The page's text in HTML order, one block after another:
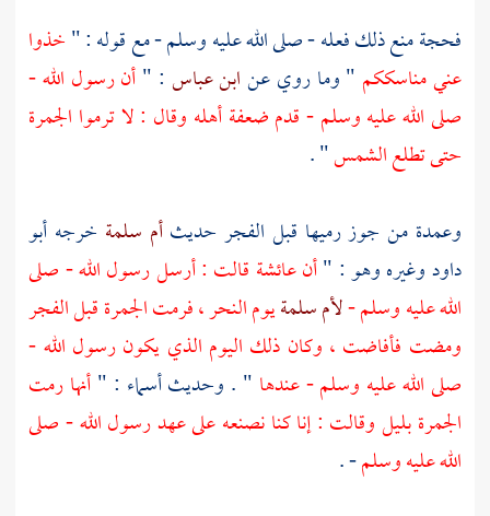
فحجة منع ذلك فعله - صلى الله عليه وسلم - مع قوله : "خذوا
عني مناسككم " وما روي عنابن عباس : "أن رسول الله -
صلى الله عليه وسلم - قدم ضعفة أهله وقال : لا ترموا الجمرة
حتى تطلع الشمس" .
وعمدة من جوز رميها قبل الفجر حديثأم سلمة خرجه أبو
داود وغيره وهو : "أنعائشة قالت : أرسل رسول الله - صلى
الله عليه وسلم -لأم سلمةيوم النحر ، فرمت الجمرة قبل الفجر
ومضت فأفاضت ، وكان ذلك اليوم الذي يكون رسول الله -
صلى الله عليه وسلم - عندها " . وحديثأسماء : "أنها رمت
الجمرة بليل وقالت : إنا كنا نصنعه على عهد رسول الله - صلى
الله عليه وسلم- .